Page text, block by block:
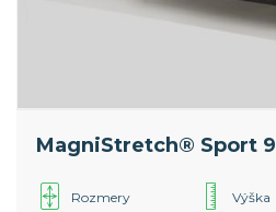
MagniStretch® Sport 9
Rozmery Výška